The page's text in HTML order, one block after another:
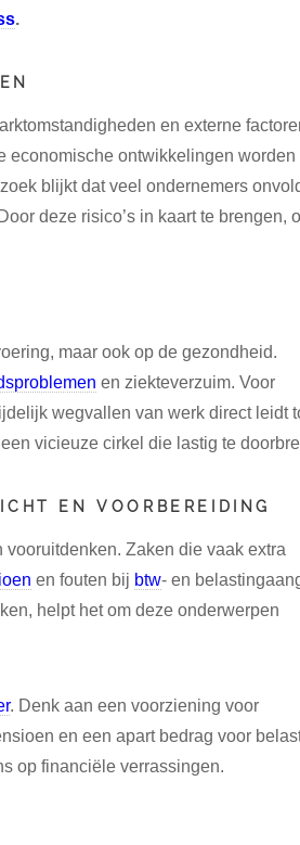
.
en externe
economische ontwikkelingen worden
blijkt dat veel ondernemers
deze risico’s in kaart te brengen,
maar ook op de gezondheid.
en ziekteverzuim. Voor
wegvallen van werk direct leidt
vicieuze cirkel die lastig te
EN VOORBEREIDING
Zaken die vaak extra
en fouten bij btw- en
helpt het om deze onderwerpen
. Denk aan een voorziening voor
en een apart bedrag voor
op financiële verrassingen.